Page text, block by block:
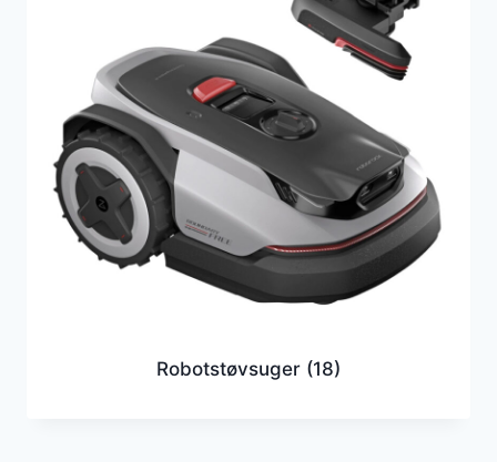
Robotstøvsuger (18)